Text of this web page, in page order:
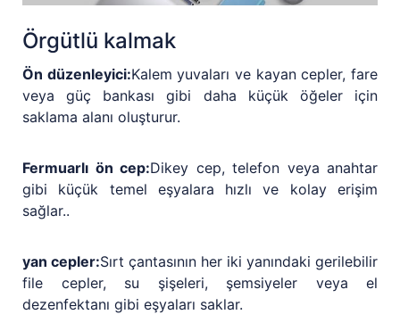
Örgütlü kalmak
Ön düzenleyici:Kalem yuvaları ve kayan cepler, fare
veya güç bankası gibi daha küçük öğeler için
saklama alanı oluşturur.
Fermuarlı ön cep:Dikey cep, telefon veya anahtar
gibi küçük temel eşyalara hızlı ve kolay erişim
sağlar..
yan cepler:Sırt çantasının her iki yanındaki gerilebilir
file cepler, su şişeleri, şemsiyeler veya el
dezenfektanı gibi eşyaları saklar.